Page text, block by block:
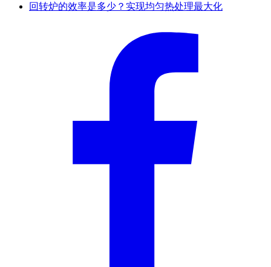
回转炉的效率是多少？实现均匀热处理最大化